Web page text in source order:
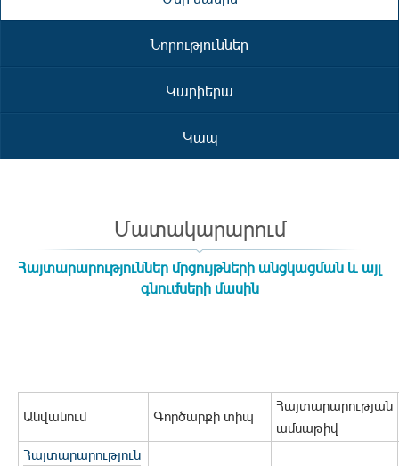
Նորություններ
Կարիերա
Կապ
Մատակարարում
Հայտարարություններ մրցույթների անցկացման և այլ
գնումների մասին
Անվանում Գործարքի տիպ
Հայտարարության
ամսաթիվ
Հայտարարություն